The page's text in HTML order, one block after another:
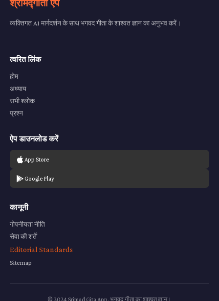
श्रीमद्गीता ऐप
व्यक्तिगत AI मार्गदर्शन के साथ भगवद गीता के शाश्वत ज्ञान का अनुभव करें।
त्वरित लिंक
होम
अध्याय
सभी श्लोक
प्रश्न
ऐप डाउनलोड करें
App Store
Google Play
कानूनी
गोपनीयता नीति
सेवा की शर्तें
Editorial Standards
Sitemap
© 2024 Srimad Gita App. भगवद गीता का शाश्वत ज्ञान।